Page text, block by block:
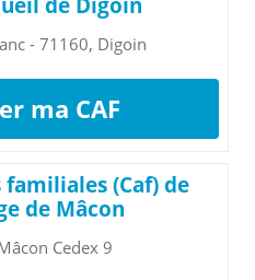
- 71160, Digoin
ma CAF
(Caf) de
de Mâcon
Cedex 9